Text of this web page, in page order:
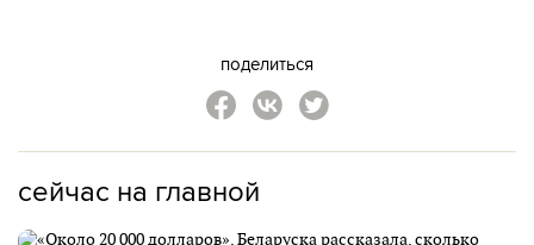
поделиться
сейчас на главной